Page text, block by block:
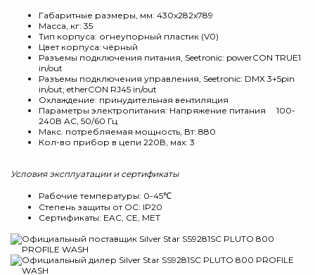
Габаритные размеры, мм: 430x282x789
Масса, кг: 35
Тип корпуса: огнеупорный пластик (V0)
Цвет корпуса: чёрный
Разъемы подключения питания, Seetronic: powerCON TRUE1
in/out
Разъемы подключения управления, Seetronic: DMX 3+5pin
in/out; etherCON RJ45 in/out
Охлаждение: принудительная вентиляция
Параметры электропитания: Напряжение питания 100-
240В AC, 50/60 Гц
Макс. потребляемая мощность, Вт: 880
Кол-во прибор в цепи 220В, мах: 3
Условия эксплуатации и сертификаты
Рабочие температуры: 0-45℃
Степень защиты от ОС: IP20
Сертификаты: EAC, CE, MET